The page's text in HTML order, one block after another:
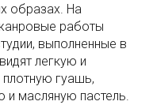
образах. На
работы
выполненные в
легкую и
гуашь,
и масляную пастель.